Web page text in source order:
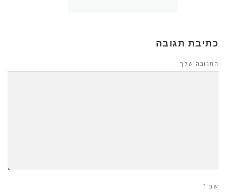
כתיבת תגובה
התגובה שלך
שם *